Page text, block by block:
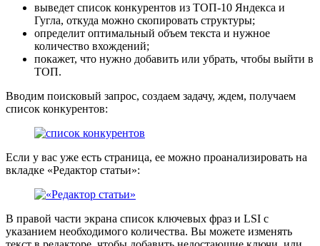
выведет список конкурентов из ТОП-10 Яндекса и
Гугла, откуда можно скопировать структуры;
определит оптимальный объем текста и нужное
количество вхождений;
покажет, что нужно добавить или убрать, чтобы выйти в
ТОП.
Вводим поисковый запрос, создаем задачу, ждем, получаем
список конкурентов:
Если у вас уже есть страница, ее можно проанализировать на
вкладке «Редактор статьи»:
В правой части экрана список ключевых фраз и LSI с
указанием необходимого количества. Вы можете изменять